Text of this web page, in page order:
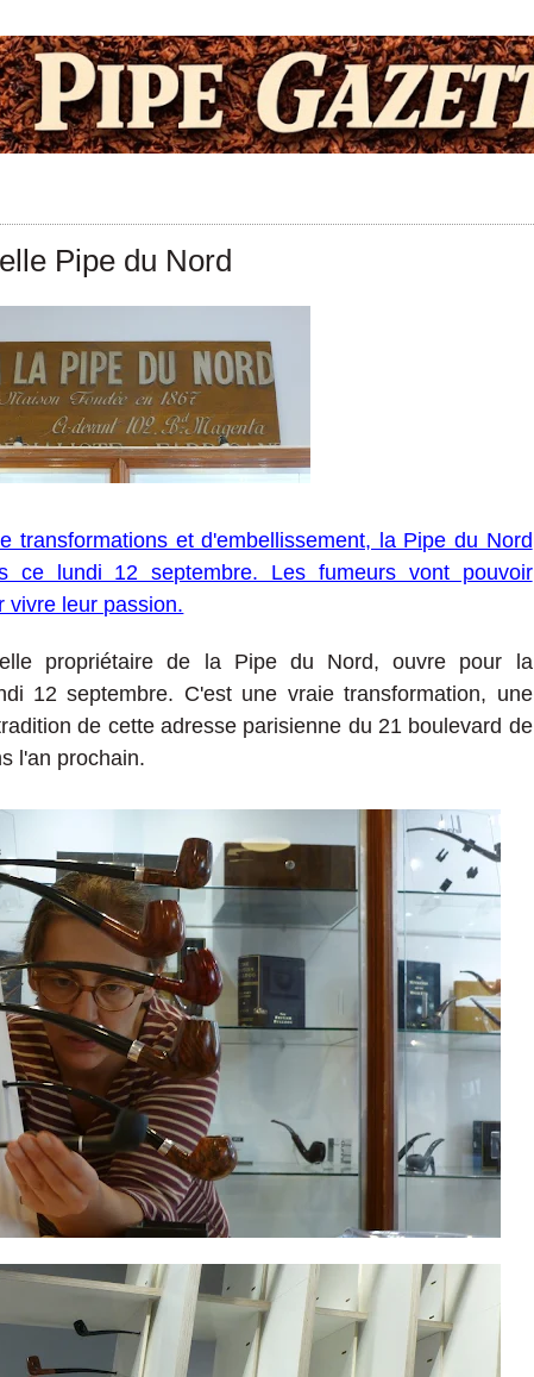
Pipe du Nord
transformations et d'embellissement, la Pipe du Nord
ce lundi 12 septembre. Les fumeurs vont pouvoir
vivre leur passion.
propriétaire de la Pipe du Nord, ouvre pour la
12 septembre. C'est une vraie transformation, une
de cette adresse parisienne du 21 boulevard de
l'an prochain.